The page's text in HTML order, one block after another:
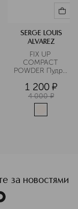
SERGE LOUIS
ALVAREZ
FIX UP
COMPACT
POWDER Пудра
1 200 ¤
4 000 ¤
за новостями